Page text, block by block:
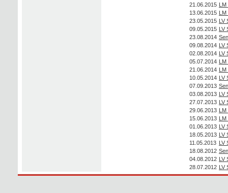
21.06.2015 LM
13.06.2015 LM
23.05.2015 LV
09.05.2015 LV
23.08.2014
09.08.2014 LV
02.08.2014 LV
05.07.2014 LM
21.06.2014 LM
10.05.2014 LV
07.09.2013
03.08.2013 LV
27.07.2013 LV
29.06.2013 LM
15.06.2013 LM
01.06.2013 LV
18.05.2013 LV
11.05.2013 LV
18.08.2012
04.08.2012 LV
28.07.2012 LV